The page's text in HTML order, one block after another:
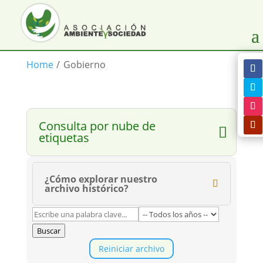
Home / Gobierno
Consulta por nube de
etiquetas
¿Cómo explorar nuestro
archivo histórico?
Buscar
Reiniciar archivo